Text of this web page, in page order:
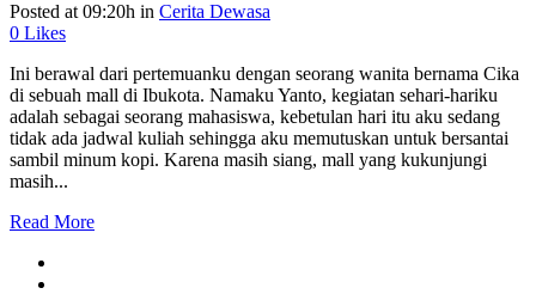
Posted at 09:20h in Cerita Dewasa
0 Likes
Ini berawal dari pertemuanku dengan seorang wanita bernama Cika
di sebuah mall di Ibukota. Namaku Yanto, kegiatan sehari-hariku
adalah sebagai seorang mahasiswa, kebetulan hari itu aku sedang
tidak ada jadwal kuliah sehingga aku memutuskan untuk bersantai
sambil minum kopi. Karena masih siang, mall yang kukunjungi
masih...
Read More